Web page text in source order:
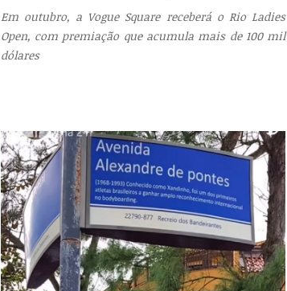
Em outubro, a Vogue Square receberá o Rio Ladies
Open, com premiação que acumula mais de 100 mil
dólares